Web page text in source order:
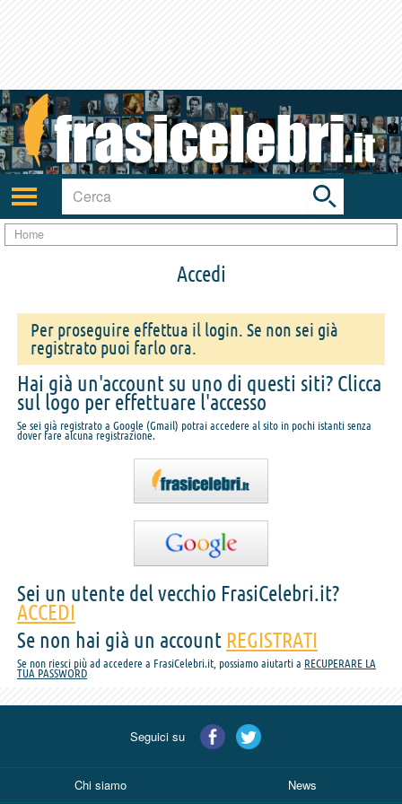
Attiva/disattiva
navigazione
Toggle
search
bar
Home
Accedi
Per proseguire effettua il login. Se non sei già
registrato puoi farlo ora.
Hai già un'account su uno di questi siti? Clicca
sul logo per effettuare l'accesso
Se sei già registrato a Google (Gmail) potrai accedere al sito in pochi istanti senza
dover fare alcuna registrazione.
Sei un utente del vecchio FrasiCelebri.it?
ACCEDI
Se non hai già un account REGISTRATI
Se non riesci più ad accedere a FrasiCelebri.it, possiamo aiutarti a RECUPERARE LA
TUA PASSWORD
Seguici su
Chi siamo News